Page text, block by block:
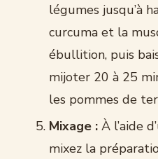
légumes jusqu’à
curcuma et la
ébullition, puis
mijoter 20 à 25
les pommes de
Mixage : À l’aide
mixez la